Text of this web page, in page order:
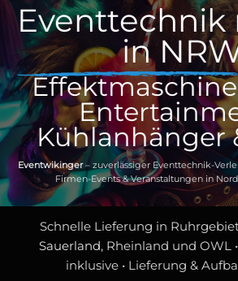
Eventtechnik
in
Kühlanhänger
Eventwikinger– zuverlässiger Eventtechnik-
Firmen-Events & Veranstaltungen in
Schnelle Lieferung in
Sauerland, Rheinland und OWL
inklusive • Lieferung &